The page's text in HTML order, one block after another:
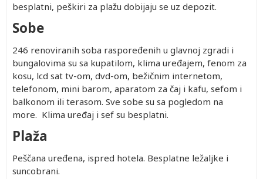
besplatni, peškiri za plažu dobijaju se uz depozit.
Sobe
246 renoviranih soba raspoređenih u glavnoj zgradi i
bungalovima su sa kupatilom, klima uređajem, fenom za
kosu, lcd sat tv-om, dvd-om, bežičnim internetom,
telefonom, mini barom, aparatom za čaj i kafu, sefom i
balkonom ili terasom. Sve sobe su sa pogledom na
more. Klima uređaj i sef su besplatni.
Plaža
Peščana uređena, ispred hotela. Besplatne ležaljke i
suncobrani.